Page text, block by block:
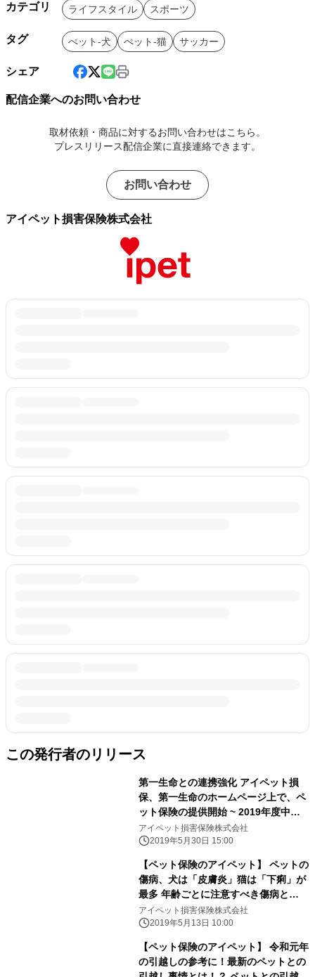
カテゴリ ライフスタイル スポーツ
タグ ぺット-犬 ぺット-猫 サッカー
シェア
配信企業へのお問い合わせ
取材依頼・商品に対するお問い合わせはこちら。
プレスリリース配信企業に直接連絡できます。
お問い合わせ
アイペット損害保険株式会社
この発行者のリリース
第一生命との連携強化 アイペット損
保、第一生命のホームページ上で、ペ
ット保険の提供開始 ~ 2019年度中の
本格展開にむけ、先行スタート～
アイペット損害保険株式会社
2019年5月30日 15:00
【ペット保険のアイペット】 ペットの
傷病、犬は「皮膚炎」猫は「下痢」が
最多 年齢ごとに注意すべき傷病と
は！？ ～ペットの保険金請求が多い傷
病のランキング2019～
アイペット損害保険株式会社
2019年5月13日 10:00
【ペット保険のアイペット】 令和元年
の引越しの参考に！最新のペットとの